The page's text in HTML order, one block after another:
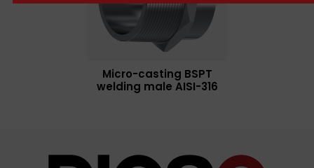
Micro-casting BSPT
welding male AISI-316